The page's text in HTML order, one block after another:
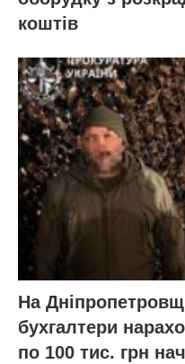
коштів
На
бухгалтери
по 100 тис. грн